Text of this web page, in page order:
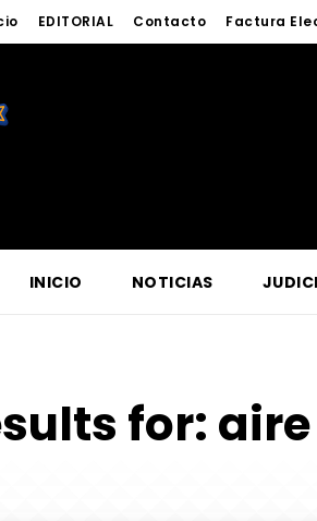
EDITORIAL Contacto Factura
INICIO NOTICIAS
for: